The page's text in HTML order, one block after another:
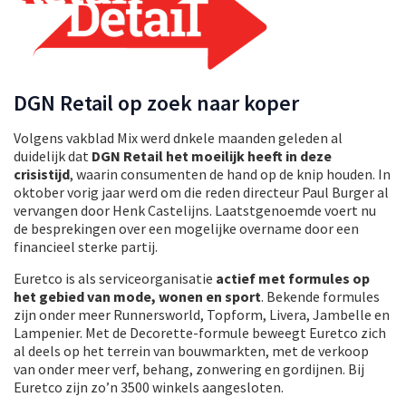
DGN Retail op zoek naar koper
Volgens vakblad Mix werd dnkele maanden geleden al
duidelijk dat DGN Retail het moeilijk heeft in deze
crisistijd, waarin consumenten de hand op de knip houden. In
oktober vorig jaar werd om die reden directeur Paul Burger al
vervangen door Henk Castelijns. Laatstgenoemde voert nu
de besprekingen over een mogelijke overname door een
financieel sterke partij.
Euretco is als serviceorganisatie actief met formules op
het gebied van mode, wonen en sport. Bekende formules
zijn onder meer Runnersworld, Topform, Livera, Jambelle en
Lampenier. Met de Decorette-formule beweegt Euretco zich
al deels op het terrein van bouwmarkten, met de verkoop
van onder meer verf, behang, zonwering en gordijnen. Bij
Euretco zijn zo’n 3500 winkels aangesloten.